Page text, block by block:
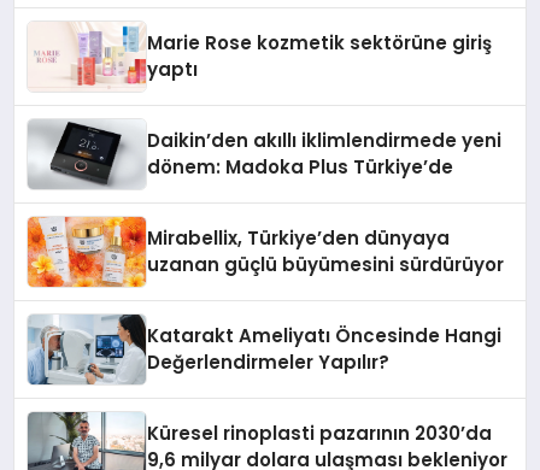
Marie Rose kozmetik sektörüne giriş
yaptı
Daikin’den akıllı iklimlendirmede yeni
dönem: Madoka Plus Türkiye’de
Mirabellix, Türkiye’den dünyaya
uzanan güçlü büyümesini sürdürüyor
Katarakt Ameliyatı Öncesinde Hangi
Değerlendirmeler Yapılır?
Küresel rinoplasti pazarının 2030’da
9,6 milyar dolara ulaşması bekleniyor